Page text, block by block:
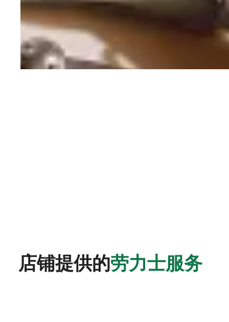
店铺提供的劳力士服务